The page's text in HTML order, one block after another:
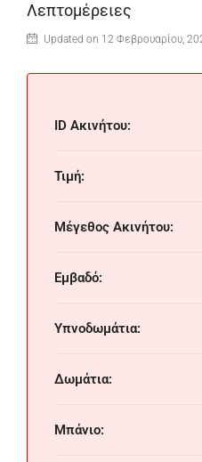
Λεπτομέρειες
Updated on 12 Φεβρουαρίου,
ID Ακινήτου:
Τιμή:
Μέγεθος Ακινήτου:
Εμβαδό:
Υπνοδωμάτια:
Δωμάτια:
Μπάνιο: